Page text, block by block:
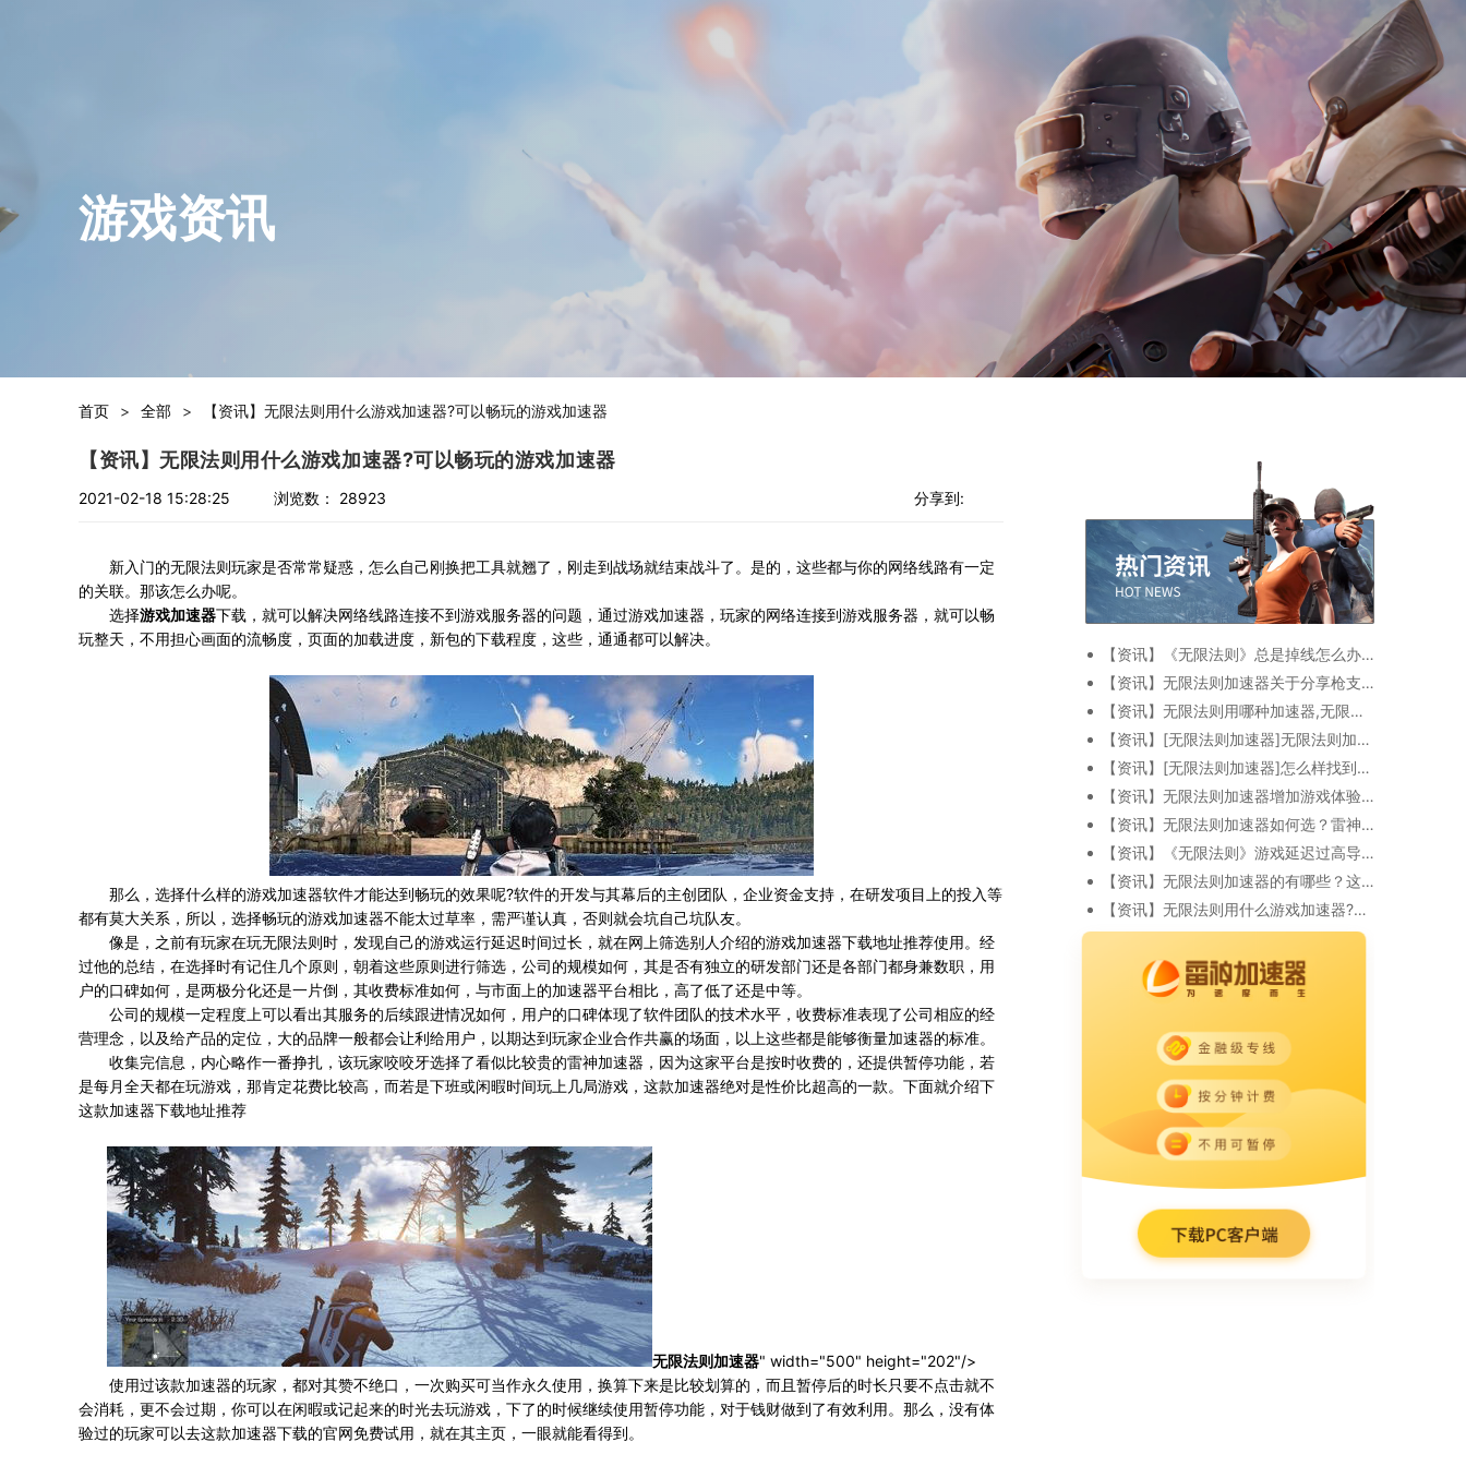
游戏资讯
首页 > 全部 > 【资讯】无限法则用什么游戏加速器?可以畅玩的游戏加速器
【资讯】无限法则用什么游戏加速器?可以畅玩的游戏加速器
2021-02-18 15:28:25 浏览数： 28923 分享到:
新入门的无限法则玩家是否常常疑惑，怎么自己刚换把工具就翘了，刚走到战场就结束战斗了。是的，这些都与你的网络线路有一定
的关联。那该怎么办呢。
选择游戏加速器下载，就可以解决网络线路连接不到游戏服务器的问题，通过游戏加速器，玩家的网络连接到游戏服务器，就可以畅
玩整天，不用担心画面的流畅度，页面的加载进度，新包的下载程度，这些，通通都可以解决。
那么，选择什么样的游戏加速器软件才能达到畅玩的效果呢?软件的开发与其幕后的主创团队，企业资金支持，在研发项目上的投入等
都有莫大关系，所以，选择畅玩的游戏加速器不能太过草率，需严谨认真，否则就会坑自己坑队友。
像是，之前有玩家在玩无限法则时，发现自己的游戏运行延迟时间过长，就在网上筛选别人介绍的游戏加速器下载地址推荐使用。经
过他的总结，在选择时有记住几个原则，朝着这些原则进行筛选，公司的规模如何，其是否有独立的研发部门还是各部门都身兼数职，用
户的口碑如何，是两极分化还是一片倒，其收费标准如何，与市面上的加速器平台相比，高了低了还是中等。
公司的规模一定程度上可以看出其服务的后续跟进情况如何，用户的口碑体现了软件团队的技术水平，收费标准表现了公司相应的经
营理念，以及给产品的定位，大的品牌一般都会让利给用户，以期达到玩家企业合作共赢的场面，以上这些都是能够衡量加速器的标准。
收集完信息，内心略作一番挣扎，该玩家咬咬牙选择了看似比较贵的雷神加速器，因为这家平台是按时收费的，还提供暂停功能，若
是每月全天都在玩游戏，那肯定花费比较高，而若是下班或闲暇时间玩上几局游戏，这款加速器绝对是性价比超高的一款。下面就介绍下
这款加速器下载地址推荐
无限法则加速器" width="500" height="202"/>
使用过该款加速器的玩家，都对其赞不绝口，一次购买可当作永久使用，换算下来是比较划算的，而且暂停后的时长只要不点击就不
会消耗，更不会过期，你可以在闲暇或记起来的时光去玩游戏，下了的时候继续使用暂停功能，对于钱财做到了有效利用。那么，没有体
验过的玩家可以去这款加速器下载的官网免费试用，就在其主页，一眼就能看得到。
【资讯】《无限法则》总是掉线怎么办 雷神加速器为你分享
【资讯】无限法则加速器关于分享枪支零配件搭配
【资讯】无限法则用哪种加速器,无限法则空投物资一览表
【资讯】[无限法则加速器]无限法则加速器哪里去下载呢?
【资讯】[无限法则加速器]怎么样找到无限法则加速器的下载途径呢?
【资讯】无限法则加速器增加游戏体验感
【资讯】无限法则加速器如何选？雷神加速器适合这款游戏吗？
【资讯】《无限法则》游戏延迟过高导致掉线，UU加速器和雷神加速器哪个更好
【资讯】无限法则加速器的有哪些？这里的功能更多更高级
【资讯】无限法则用什么游戏加速器?可以畅玩的游戏加速器